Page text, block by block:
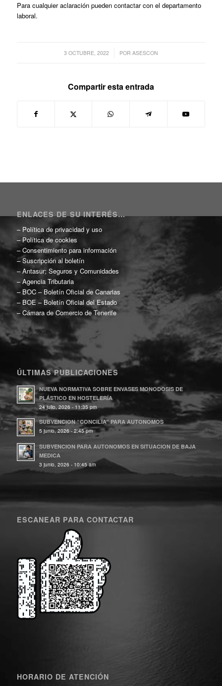
Para cualquier aclaración pueden contactar con el departamento
laboral.
3 OCTUBRE, 2022
/ POR ASESCON
Compartir esta entrada
ENLACES DE SU INTERÉS…
– Política de privacidad y uso
– Política de cookies
–Consentimiento para información
–Suscripción al boletín
–Antasur; Seguros y Comunidades
–Agencia Tributaria
– BOC – Boletín Oficial de Canarias
– BOE – Boletín Oficial del Estado
–Cámara de Comercio de Tenerife
ÚLTIMAS PUBLICACIONES
NUEVA NORMATIVA SOBRE ENVASES MONODOSIS DE
PLÁSTICO EN HOSTELERÍA
24 julio, 2026 - 11:35 pm
SUBVENCION “CONCILIA” PARA AUTONOMOS
5 junio, 2026 - 2:45 pm
SUBVENCION PARA AUTONOMOS EN SITUACION DE BAJA
MEDICA
3 junio, 2026 - 10:45 am
ESCANEAR PARA CONTACTAR
HORARIO DE ATENCIÓN